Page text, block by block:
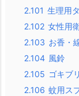
2.101 生理用
2.102 女性用
2.103 お香・
2.104 風鈴
2.105 ゴキブ
2.106 蚊用ス